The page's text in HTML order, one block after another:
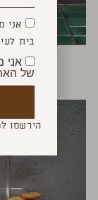
דיספנסר
₪120
אני
בית
של
הירשמו